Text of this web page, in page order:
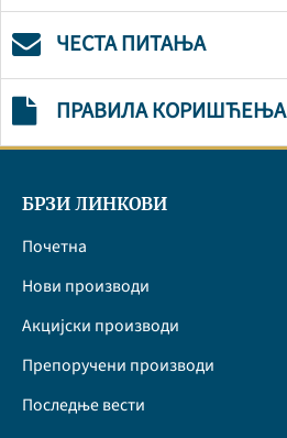
ЧЕСТА ПИТАЊА
ПРАВИЛА КОРИШЋЕЊА
БРЗИ ЛИНКОВИ
Почетна
Нови производи
Акцијски производи
Препоручени производи
Последње вести